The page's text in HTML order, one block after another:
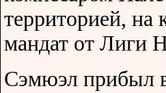
территорией, на
мандат от Лиги
Сэмюэл прибыл